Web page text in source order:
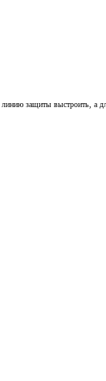
защиты выстроить, а